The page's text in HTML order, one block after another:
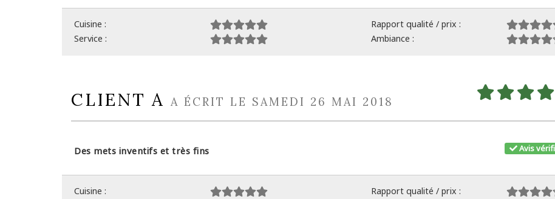
Cuisine :
Rapport qualité / prix :
Service :
Ambiance :
CLIENT A A ÉCRIT LE SAMEDI 26 MAI 2018
Avis
Des mets inventifs et très fins
Cuisine :
Rapport qualité / prix :